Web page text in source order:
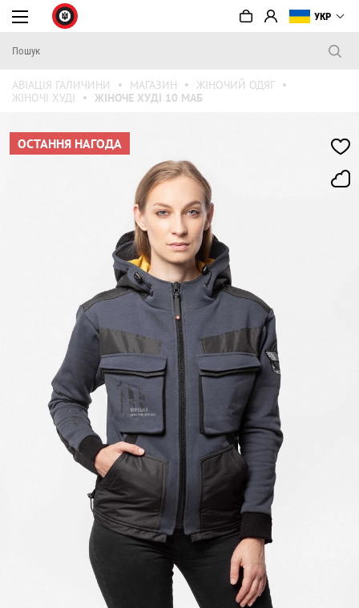
УКР
АВІАЦІЯ ГАЛИЧИНИ МАГАЗИН
ЖІНОЧИЙ ОДЯГ
ЖІНОЧІ ХУДІ
ЖІНОЧЕ ХУДІ 10 МАБ
ОСТАННЯ НАГОДА